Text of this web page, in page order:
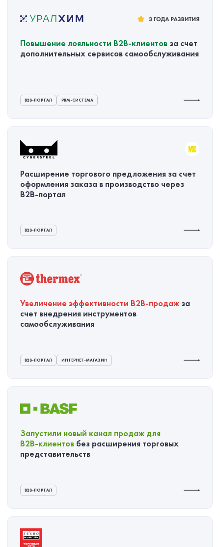
Повышение лояльности B2B-клиентов за счет
дополнительных сервисов самообслуживания
B2B-ПОРТАЛ PRM-СИСТЕМА
Расширение торгового предложения за счет
оформления заказа в производство через
B2B-портал
B2B-ПОРТАЛ
Увеличение эффективности B2B-продаж за
счет внедрения инструментов
самообслуживания
B2B-ПОРТАЛ ИНТЕРНЕТ-МАГАЗИН
Запустили новый канал продаж для
B2B-клиентов без расширения торговых
представительств
B2B-ПОРТАЛ